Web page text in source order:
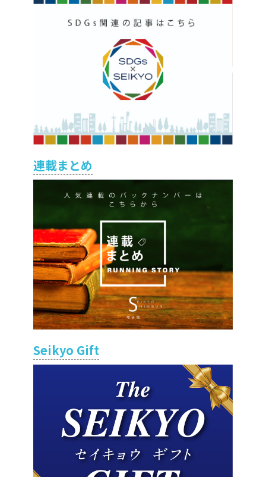
連載まとめ
Seikyo Gift